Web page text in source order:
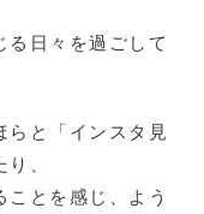
る日々を過ごして
らと「インスタ見
、
とを感じ、よう